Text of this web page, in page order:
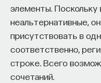
элементы.
неальтернативные,
присутствовать в
соответственно,
строке. Всего
сочетаний.